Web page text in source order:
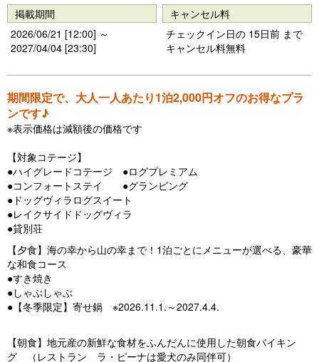
掲載期間
2026/06/21 [12:00] ～
2027/04/04 [23:30]
キャンセル料
チェックイン日の 15日前 まで
キャンセル料無料
期間限定で、大人一人あたり1泊2,000円オフのお得なプラ
ンです♪
※表示価格は減額後の価格です
【対象コテージ】
●ハイグレードコテージ ●ログプレミアム
●コンフォートステイ ●グランピング
●ドッグヴィラログスイート
●レイクサイドドッグヴィラ
●貸別荘
【夕食】海の幸から山の幸まで！1泊ごとにメニューが選べる、豪華
な和食コース
●すき焼き
●しゃぶしゃぶ
●【冬季限定】寄せ鍋 ※2026.11.1.～2027.4.4.
【朝食】地元産の新鮮な食材をふんだんに使用した朝食バイキン
グ （レストラン ラ・ピーナは愛犬のみ同伴可）